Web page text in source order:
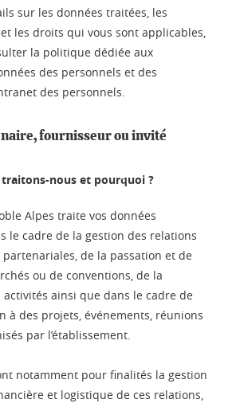
sur les données traitées, les
les droits qui vous sont applicables,
la politique dédiée aux
des personnels et des
des personnels.
fournisseur ou invité
traitons-nous et pourquoi ?
Alpes traite vos données
le cadre de la gestion des relations
de la passation et de
ou de conventions, de la
ainsi que dans le cadre de
à des projets, événements, réunions
par l’établissement.
notamment pour finalités la gestion
et logistique de ces relations,